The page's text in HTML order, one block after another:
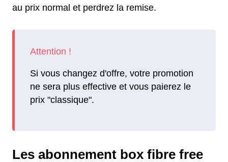
au prix normal et perdrez la remise.
Si vous changez d'offre, votre promotion
ne sera plus effective et vous paierez le
prix "classique".
Les abonnement box fibre free